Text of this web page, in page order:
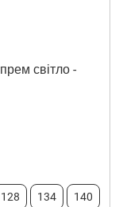
світло -
128 134 140